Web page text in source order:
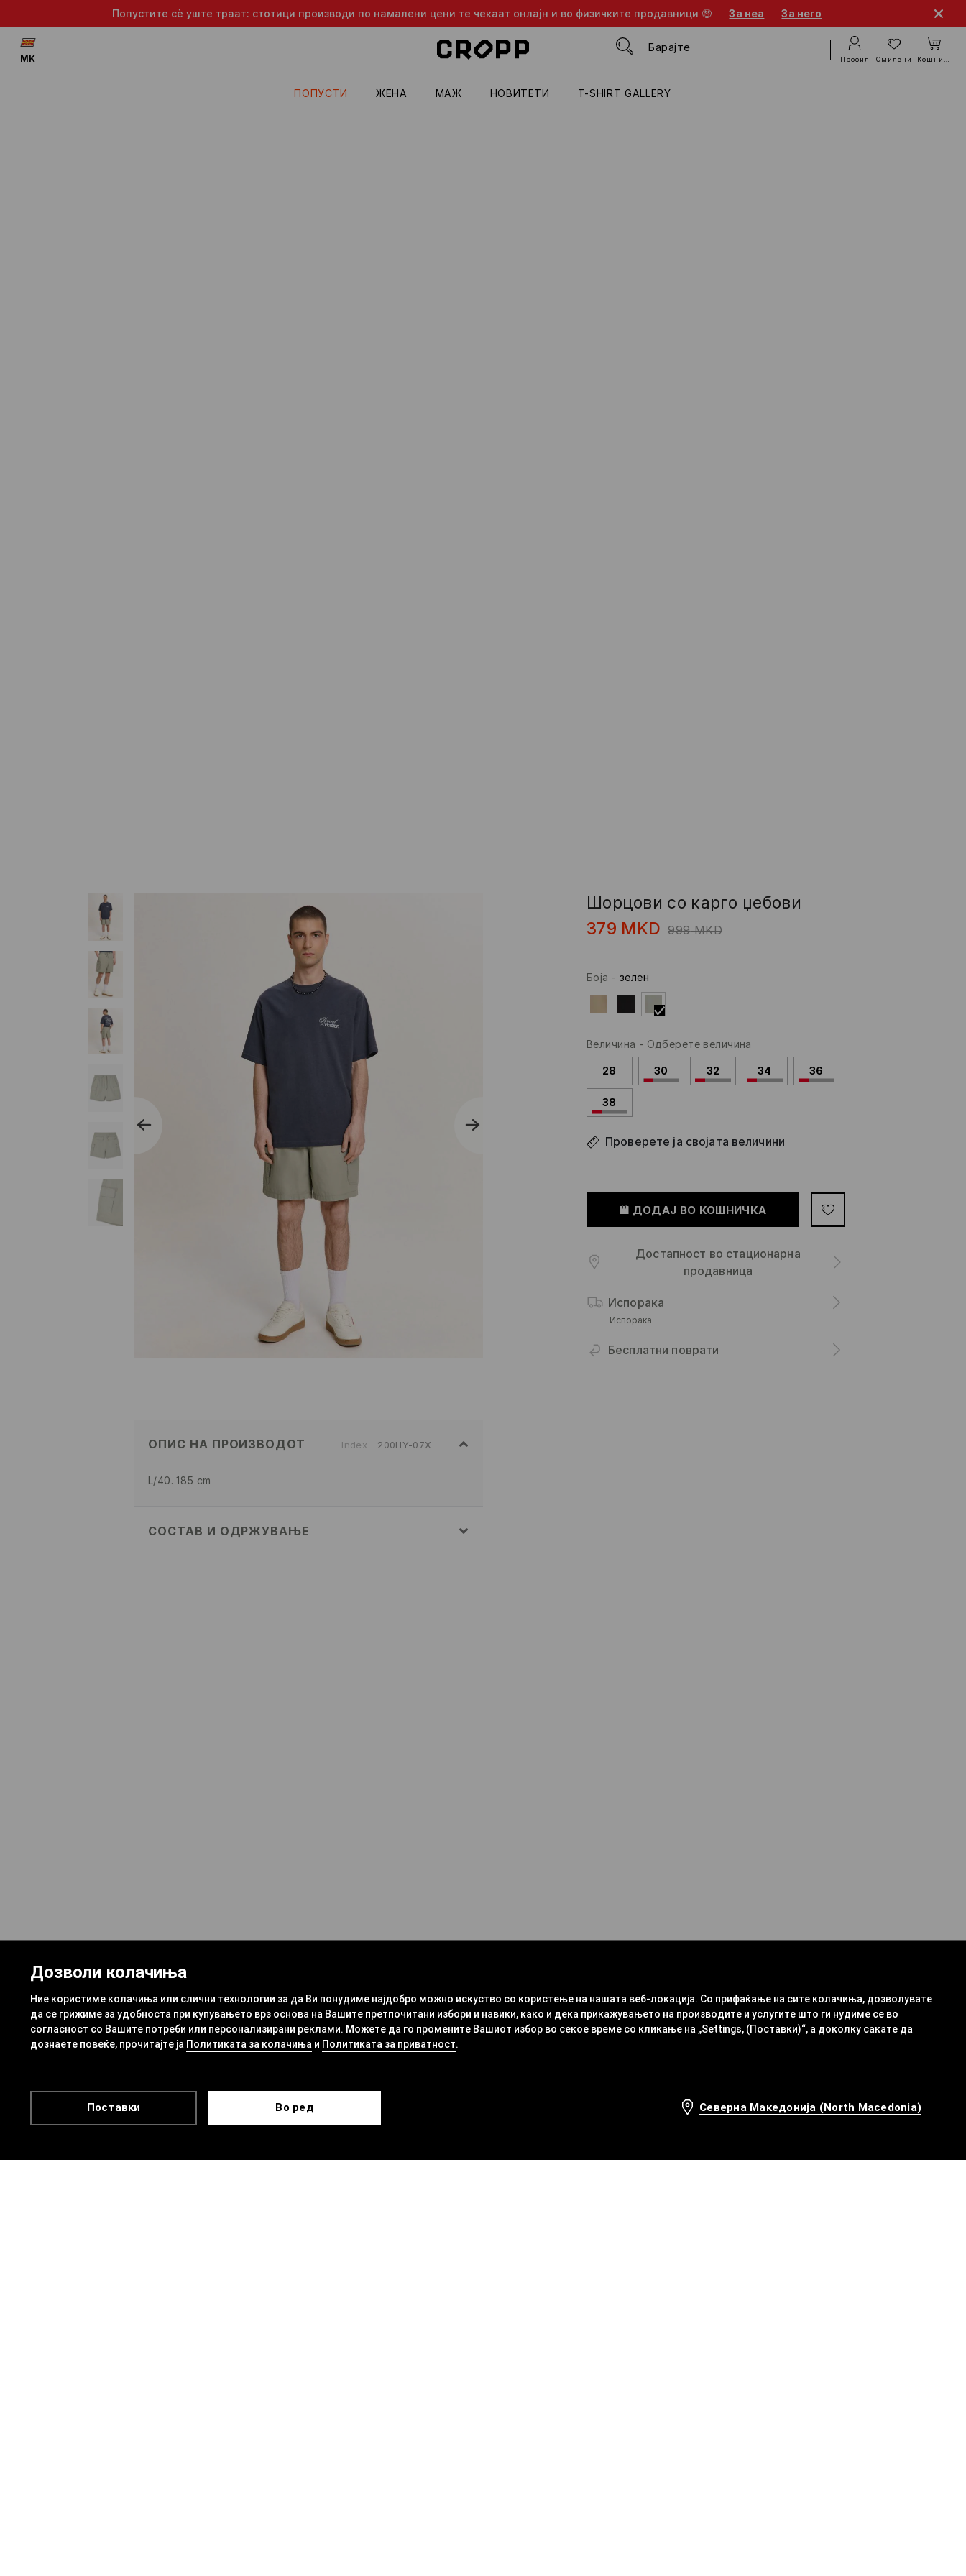
Дозволи колачиња
Ние користиме колачиња или слични технологии за да Ви понудиме најдобро можно искуство со користење на нашата веб-локација. Со прифаќање на сите колачиња, дозволувате
да се грижиме за удобноста при купувањето врз основа на Вашите претпочитани избори и навики, како и дека прикажувањето на производите и услугите што ги нудиме се во
согласност со Вашите потреби или персонализирани реклами. Можете да го промените Вашиот избор во секое време со кликање на „Settings, (Поставки)“, а доколку сакате да
дознаете повеќе, прочитајте ја Политиката за колачиња и Политиката за приватност.
Поставки Во ред Северна Македонија (North Macedonia)
Попустите сè уште траат: стотици производи по намалени цени те чекаат онлајн и во физичките продавници 🤑 За неа За него
ПОПУСТИ ЖЕНА МАЖ HОВИТЕТИ T-SHIRT GALLERY
MK Профил Омилени Кошничка
Шорцови со карго џебови
379 MKD 999 MKD
Боја - зелен
Величина - Одберете величина
28 30 32 34 36
38
Проверете ја својата величини
ДОДАЈ ВО КОШНИЧКА
Достапност во стационарна
продавница
Испорака
Испорака
Бесплатни поврати
ОПИС НА ПРОИЗВОДОТ Index 200HY-07X
L/40. 185 cm
СОСТАВ И ОДРЖУВАЊЕ